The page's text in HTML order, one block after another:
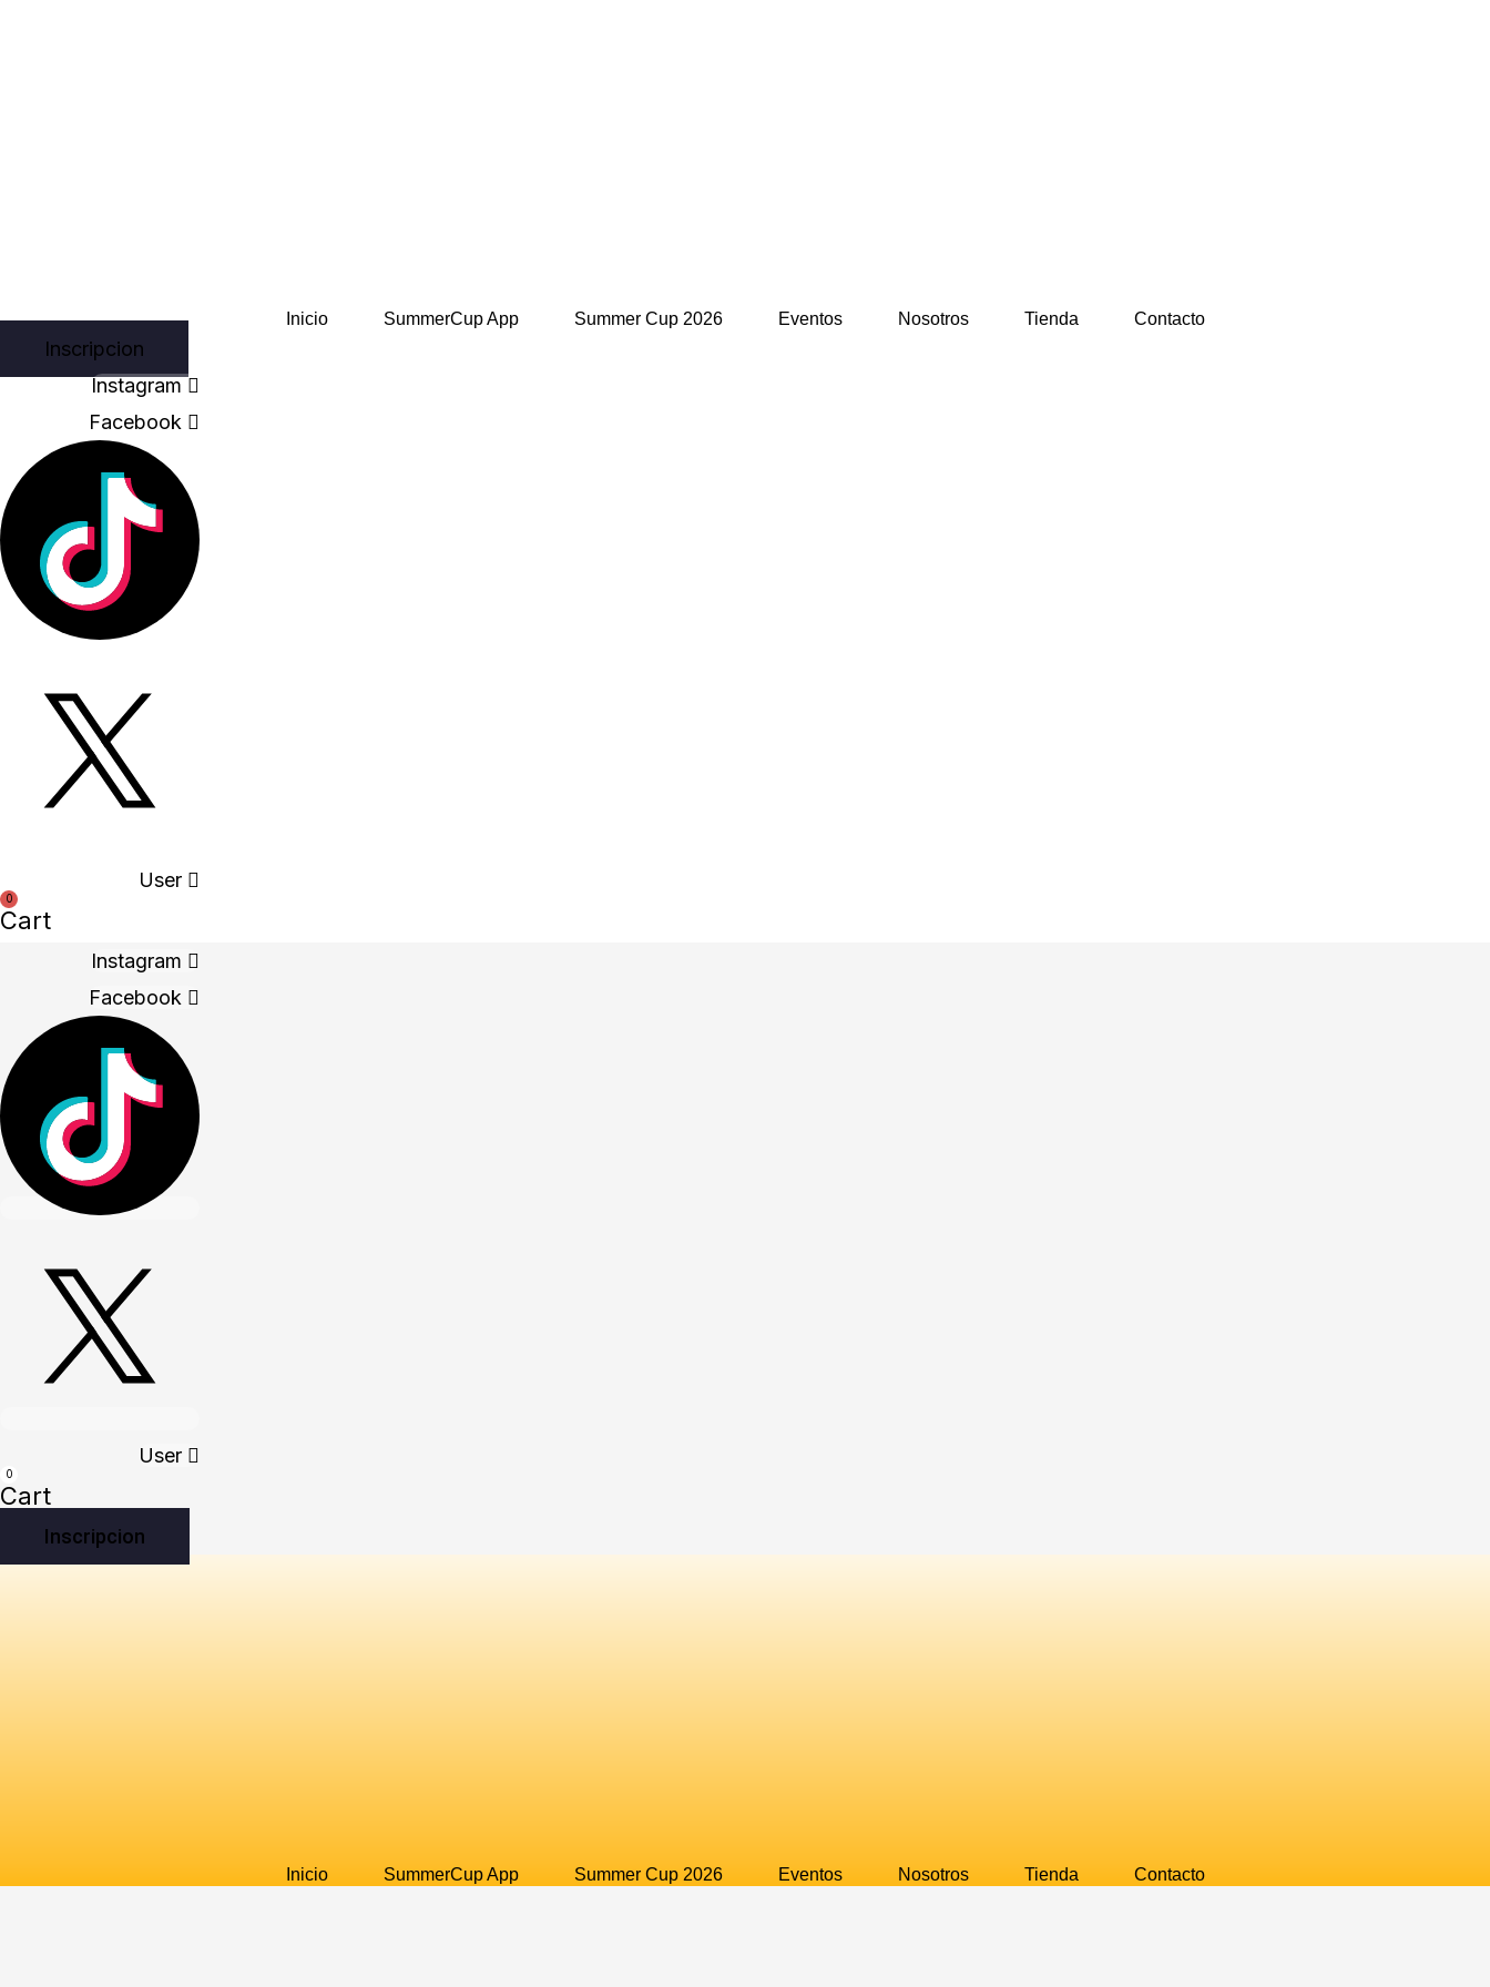
Inicio SummerCup App Summer Cup 2026 Eventos Nosotros Tienda Contacto
Inscripcion
Instagram
Facebook
User
0
Cart
Instagram
Facebook
User
0
Cart
Inscripcion
Inicio SummerCup App Summer Cup 2026 Eventos Nosotros Tienda Contacto